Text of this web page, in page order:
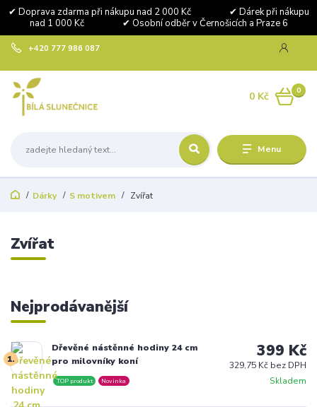
✔ Doprava zdarma při nákupu nad 2 000 Kč ✔ Dárek při nákupu
nad 1 000 Kč ✔ Osobní odběr v Černošicích a Praze 6
Menu
+420 777 986 087
0
0 Kč
Dárky S motivem Zvířat
Zvířat
Nejprodávanější
1.
Dřevěné nástěnné hodiny 24 cm
pro milovníky koní
Skladem
TOP produkt Novinka
399 Kč
329,75 Kč bez DPH